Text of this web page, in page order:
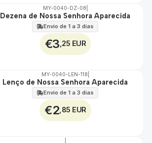
🇵🇹
MY-0040-DZ-08
Dezena de Nossa Senhora Aparecida
Envio de 1 a 3 dias
€3 ,25 EUR
🇵🇹
MY-0040-LEN-118
Lenço de Nossa Senhora Aparecida
Envio de 1 a 3 dias
€2 ,85 EUR